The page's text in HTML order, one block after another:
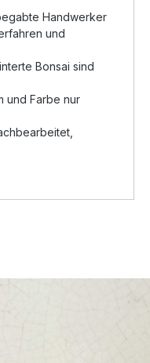
Handwerker
und
Bonsai sind
und Farbe nur